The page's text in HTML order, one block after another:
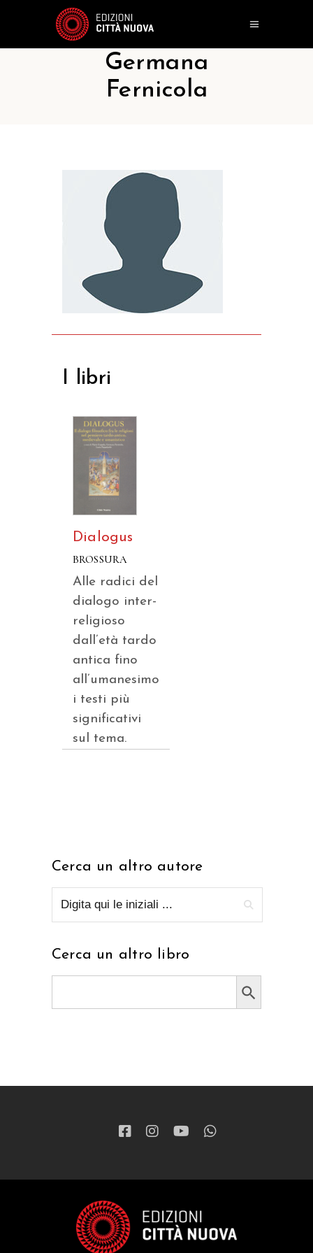
Germana
Fernicola
I libri
Dialogus
BROSSURA
Alle radici del
dialogo inter-
religioso
dall’età tardo
antica fino
all’umanesimo
i testi più
significativi
sul tema.
Cerca un altro autore
Cerca un altro libro
Search Button